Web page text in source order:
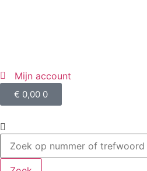
Mijn account
€ 0,00 0